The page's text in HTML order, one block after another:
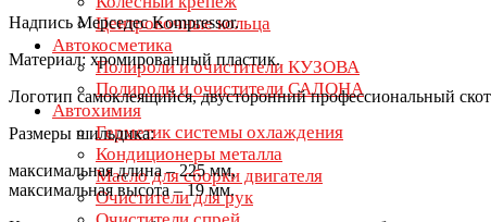
Центровочные кольца
Автокосметика
Полироли и очистители КУЗОВА
Полироли и очистители САЛОНА
Автохимия
Герметик системы охлаждения
Кондиционеры металла
Масло для сборки двигателя
Очистители для рук
Надпись Мерседес Kompressor.
Материал: хромированный пластик.
Логотип самоклеящийся, двусторонний профессиональный
Размеры шильдика:
максимальная длина – 225 мм,
максимальная высота – 19 мм.